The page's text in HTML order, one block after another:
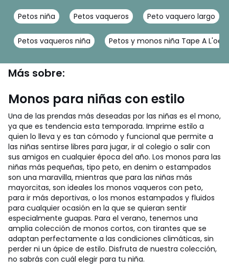
Petos niña Petos vaqueros Peto vaquero largo
Petos vaqueros niña Petos y monos niña Tape A L'oeil
Más sobre:
Monos para niñas con estilo
Una de las prendas más deseadas por las niñas es el mono,
ya que es tendencia esta temporada. Imprime estilo a
quien lo lleva y es tan cómodo y funcional que permite a
las niñas sentirse libres para jugar, ir al colegio o salir con
sus amigos en cualquier época del año. Los monos para las
niñas más pequeñas, tipo peto, en denim o estampados
son una maravilla, mientras que para las niñas más
mayorcitas, son ideales los monos vaqueros con peto,
para ir más deportivas, o los monos estampados y fluidos
para cualquier ocasión en la que se quieran sentir
especialmente guapas. Para el verano, tenemos una
amplia colección de monos cortos, con tirantes que se
adaptan perfectamente a las condiciones climáticas, sin
perder ni un ápice de estilo. Disfruta de nuestra colección,
no sabrás con cuál elegir para tu niña.